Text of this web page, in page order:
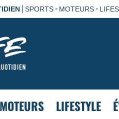
| SPORTS- MOTEURS-
MOTEURS LIFESTYLE